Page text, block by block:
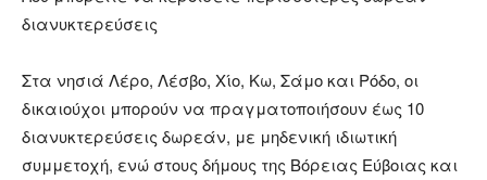
διανυκτερεύσεις
Στα νησιά Λέρο, Λέσβο, Χίο, Κω, Σάμο και Ρόδο, οι
δικαιούχοι μπορούν να πραγματοποιήσουν έως 10
διανυκτερεύσεις δωρεάν, με μηδενική ιδιωτική
συμμετοχή, ενώ στους δήμους της Βόρειας Εύβοιας και